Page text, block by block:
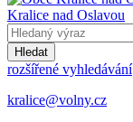
Kralice nad Oslavou
Hledat
rozšířené vyhledávání
kralice@volny.cz